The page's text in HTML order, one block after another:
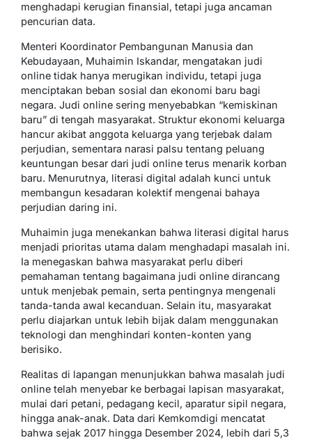
menghadapi kerugian finansial, tetapi juga ancaman
pencurian data.
Menteri Koordinator Pembangunan Manusia dan
Kebudayaan, Muhaimin Iskandar, mengatakan judi
online tidak hanya merugikan individu, tetapi juga
menciptakan beban sosial dan ekonomi baru bagi
negara. Judi online sering menyebabkan “kemiskinan
baru” di tengah masyarakat. Struktur ekonomi keluarga
hancur akibat anggota keluarga yang terjebak dalam
perjudian, sementara narasi palsu tentang peluang
keuntungan besar dari judi online terus menarik korban
baru. Menurutnya, literasi digital adalah kunci untuk
membangun kesadaran kolektif mengenai bahaya
perjudian daring ini.
Muhaimin juga menekankan bahwa literasi digital harus
menjadi prioritas utama dalam menghadapi masalah ini.
Ia menegaskan bahwa masyarakat perlu diberi
pemahaman tentang bagaimana judi online dirancang
untuk menjebak pemain, serta pentingnya mengenali
tanda-tanda awal kecanduan. Selain itu, masyarakat
perlu diajarkan untuk lebih bijak dalam menggunakan
teknologi dan menghindari konten-konten yang
berisiko.
Realitas di lapangan menunjukkan bahwa masalah judi
online telah menyebar ke berbagai lapisan masyarakat,
mulai dari petani, pedagang kecil, aparatur sipil negara,
hingga anak-anak. Data dari Kemkomdigi mencatat
bahwa sejak 2017 hingga Desember 2024, lebih dari 5,3